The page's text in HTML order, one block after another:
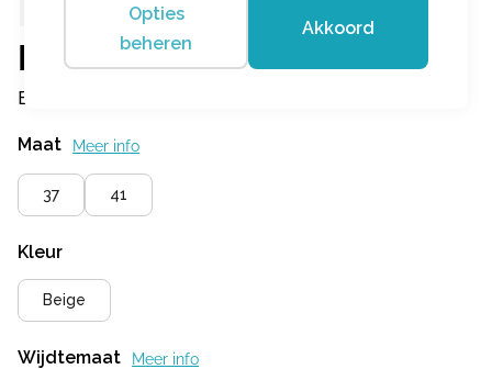
Piedi Nudi
Biella 08.05 Beige
Kleur
Beige
Maat Meer info
37 41
Wijdtemaat Meer info
Opties
beheren
Akkoord